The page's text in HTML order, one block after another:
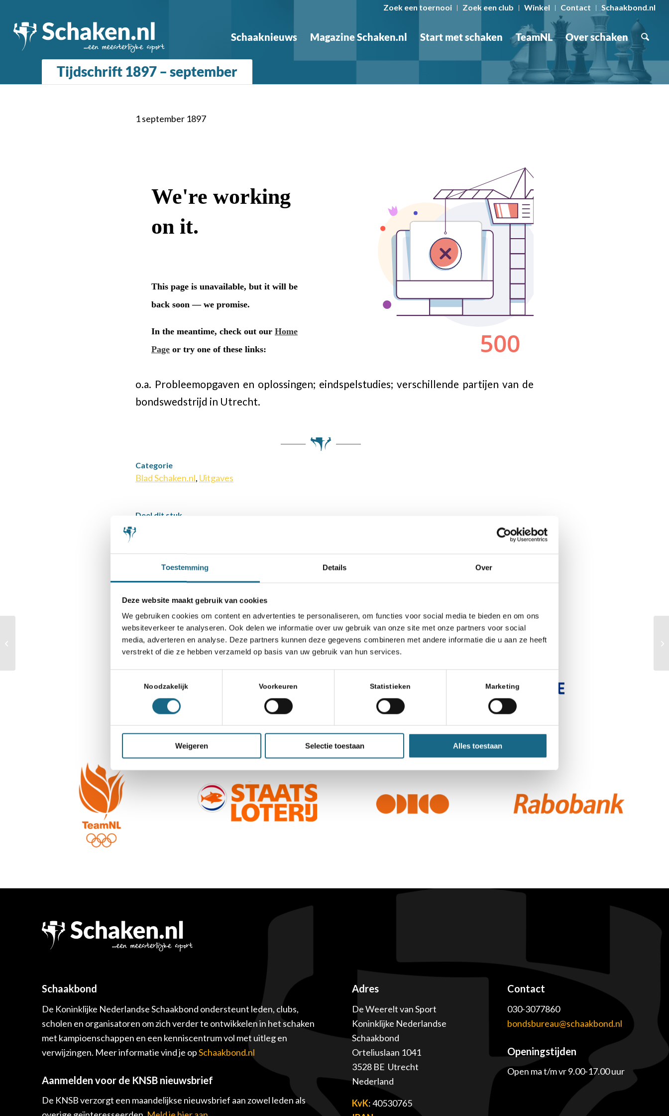
Toestemming Details Over
Deze website maakt gebruik van cookies
We gebruiken cookies om content en advertenties te personaliseren, om functies voor social media te bieden en om ons
websiteverkeer te analyseren. Ook delen we informatie over uw gebruik van onze site met onze partners voor social
media, adverteren en analyse. Deze partners kunnen deze gegevens combineren met andere informatie die u aan ze heeft
verstrekt of die ze hebben verzameld op basis van uw gebruik van hun services.
Noodzakelijk Voorkeuren Statistieken Marketing
Weigeren Selectie toestaan Alles toestaan
Zoek een toernooi Zoek een club Winkel Contact Schaakbond.nl
Schaaknieuws Magazine Schaken.nl Start met schaken TeamNL Over schaken
Tijdschrift 1897 – september
1 september 1897
o.a. Probleemopgaven en oplossingen; eindspelstudies; verschillende partijen van de
bondswedstrijd in Utrecht.
Categorie
Blad Schaken.nl, Uitgaves
Deel dit stuk
Schaken.nl wordt mede mogelijk gemaakt door:
Schaakbond
De Koninklijke Nederlandse Schaakbond ondersteunt leden, clubs,
scholen en organisatoren om zich verder te ontwikkelen in het schaken
met kampioenschappen en een kenniscentrum vol met uitleg en
verwijzingen. Meer informatie vind je opSchaakbond.nl
Aanmelden voor de KNSB nieuwsbrief
De KNSB verzorgt een maandelijkse nieuwsbrief aan zowel leden als
Adres
De Weerelt van Sport
Koninklijke Nederlandse
Schaakbond
Orteliuslaan 1041
3528 BE Utrecht
Nederland
KvK: 40530765
Contact
030-3077860
bondsbureau@schaakbond.nl
Openingstijden
Open ma t/m vr 9.00-17.00 uur